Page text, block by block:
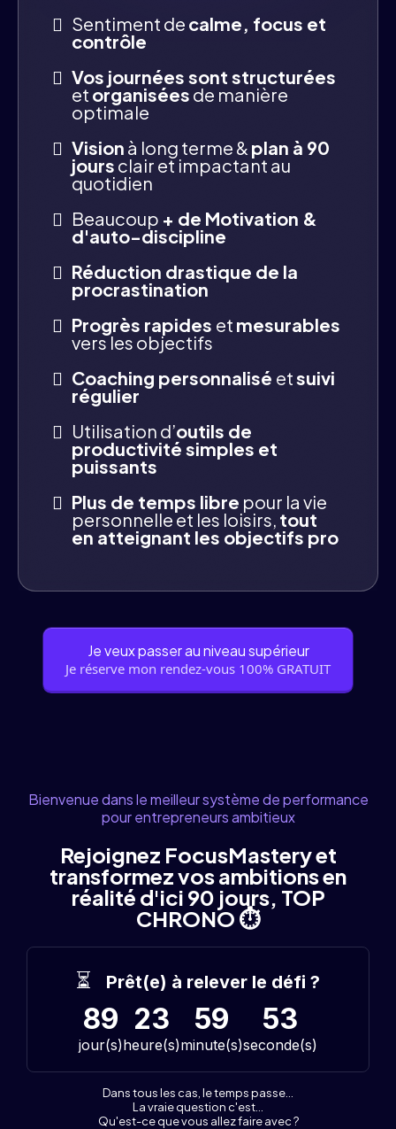
Sentiment de calme, focus et
contrôle
Vos journées sont structurées
et organisées de manière
optimale
Vision à long terme & plan à 90
jours clair et impactant au
quotidien
Beaucoup + de Motivation &
d'auto-discipline
Réduction drastique de la
procrastination
Progrès rapides et mesurables
vers les objectifs
Coaching personnalisé etsuivi
régulier
Utilisation d’outils de
productivité simples et
puissants
Plus de temps libre pour la vie
personnelle et les loisirs, tout
en atteignant les objectifs pro
Je veux passer au niveau supérieur
Je réserve mon rendez-vous 100% GRATUIT
Bienvenue dans le meilleur système de performance
pour entrepreneurs ambitieux
Rejoignez FocusMastery et
transformez vos ambitions en
réalité d'ici 90 jours, TOP
CHRONO ⏱️
⏳ Prêt(e) à relever le défi ?
89
jour(s)
23
heure(s)
59
minute(s)
53
seconde(s)
Dans tous les cas, le temps passe...
La vraie question c'est...
Qu'est-ce que vous allez faire avec ?